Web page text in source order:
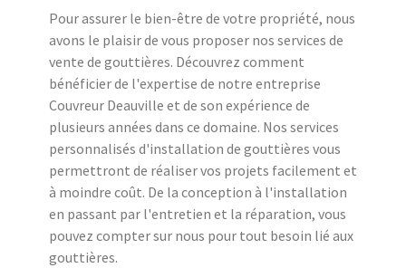
Pour assurer le bien-être de votre propriété, nous
avons le plaisir de vous proposer nos services de
vente de gouttières. Découvrez comment
bénéficier de l'expertise de notre entreprise
Couvreur Deauville et de son expérience de
plusieurs années dans ce domaine. Nos services
personnalisés d'installation de gouttières vous
permettront de réaliser vos projets facilement et
à moindre coût. De la conception à l'installation
en passant par l'entretien et la réparation, vous
pouvez compter sur nous pour tout besoin lié aux
gouttières.